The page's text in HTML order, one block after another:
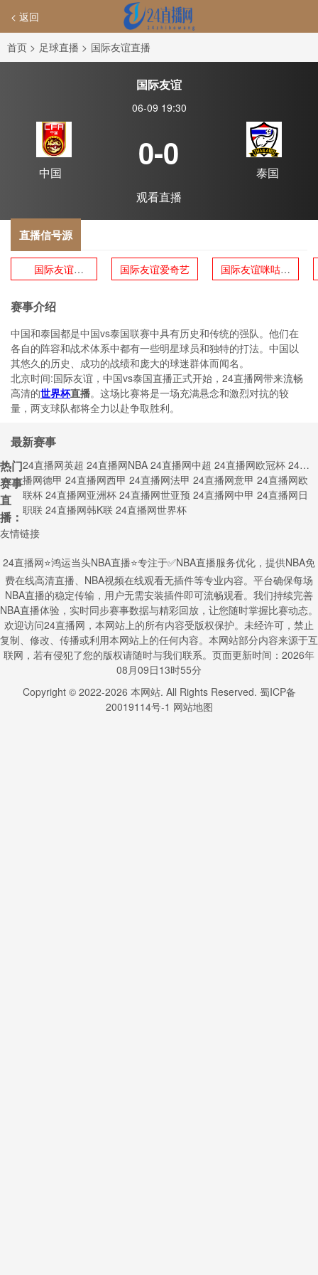
< 返回
首页 > 足球直播 > 国际友谊直播
国际友谊
06-09 19:30
中国
0-0
泰国
观看直播
直播信号源
国际友谊
国际友谊爱奇艺
国际友谊咪咕体
赛事介绍
中国和泰国都是中国vs泰国联赛中具有历史和传统的强队。他们在
各自的阵容和战术体系中都有一些明星球员和独特的打法。中国以
其悠久的历史、成功的战绩和庞大的球迷群体而闻名。
北京时间:国际友谊，中国vs泰国直播正式开始，24直播网带来流畅
高清的世界杯直播。这场比赛将是一场充满悬念和激烈对抗的较
量，两支球队都将全力以赴争取胜利。
最新赛事
热门
赛事
直
播：
24直播网英超 24直播网NBA 24直播网中超 24直播网欧冠杯 24直
播网德甲 24直播网西甲 24直播网法甲 24直播网意甲 24直播网欧
联杯 24直播网亚洲杯 24直播网世亚预 24直播网中甲 24直播网日
职联 24直播网韩K联 24直播网世界杯
友情链接
24直播网⭐️鸿运当头NBA直播⭐️专注于✅NBA直播服务优化，提供NBA免
费在线高清直播、NBA视频在线观看无插件等专业内容。平台确保每场
NBA直播的稳定传输，用户无需安装插件即可流畅观看。我们持续完善
NBA直播体验，实时同步赛事数据与精彩回放，让您随时掌握比赛动态。
欢迎访问24直播网，本网站上的所有内容受版权保护。未经许可，禁止
复制、修改、传播或利用本网站上的任何内容。本网站部分内容来源于互
联网，若有侵犯了您的版权请随时与我们联系。页面更新时间：2026年
08月09日13时55分
Copyright © 2022-2026 本网站. All Rights Reserved. 蜀ICP备
20019114号-1 网站地图